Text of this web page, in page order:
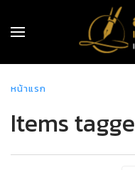
หน้าแรก
Items